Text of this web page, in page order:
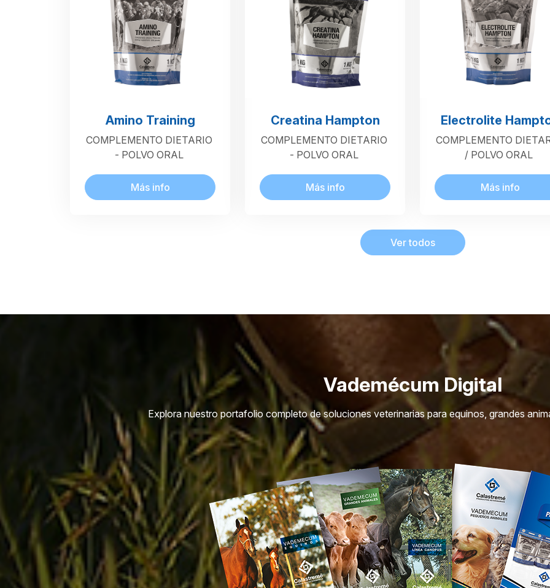
Amino Training
COMPLEMENTO DIETARIO
- POLVO ORAL
Más info
Creatina Hampton
COMPLEMENTO DIETARIO
- POLVO ORAL
Más info
Electrolite
COMPLEMENTO
/ POLVO ORAL
Más info
Ver todos
Vademécum Digital
Explora nuestro portafolio completo de soluciones veterinarias para equinos, grandes